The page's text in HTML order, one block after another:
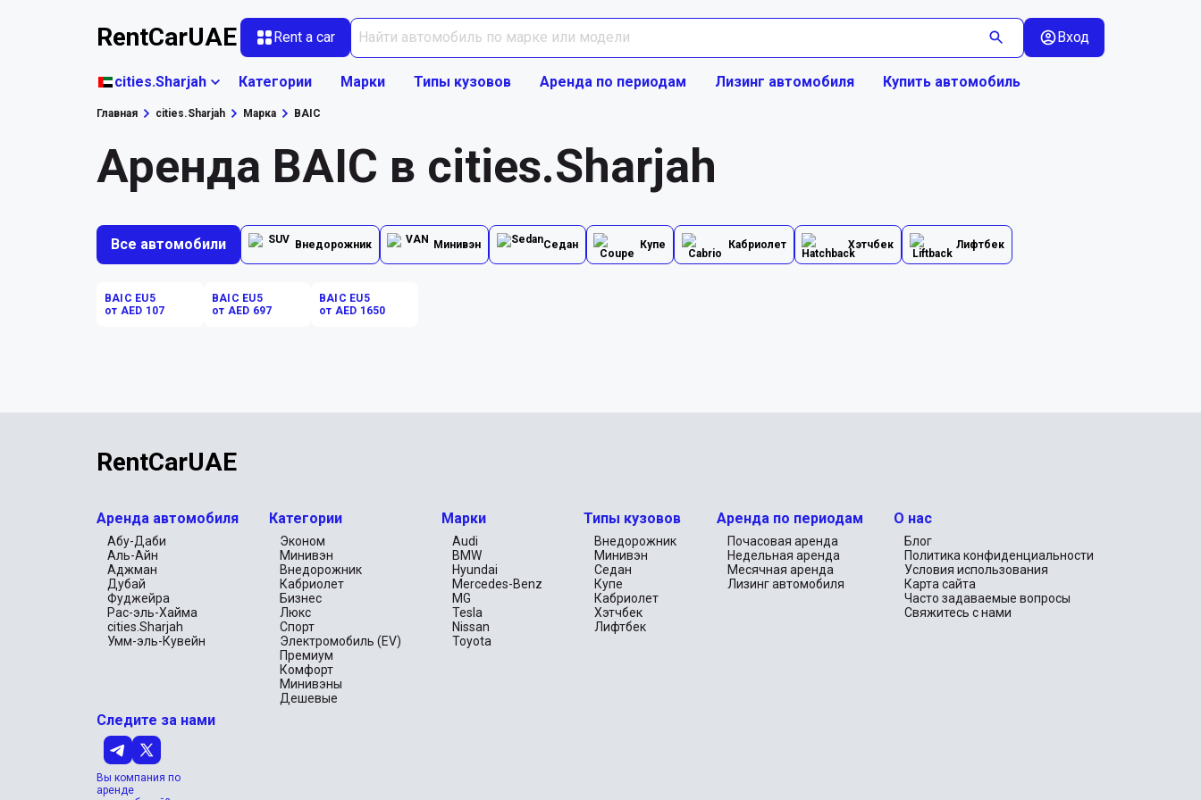
RentCarUAE Rent a car Вход
cities.Sharjah Категории Марки Типы кузовов Аренда по периодам Лизинг автомобиля Купить автомобиль
Главная cities.Sharjah Марка BAIC
Аренда BAIC в cities.Sharjah
Все автомобили Внедорожник Минивэн Седан Купе Кабриолет Хэтчбек Лифтбек
BAIC EU5
от AED 107
BAIC EU5
от AED 697
BAIC EU5
от AED 1650
RentCarUAE
Аренда автомобиля
Абу-Даби
Аль-Айн
Аджман
Дубай
Фуджейра
Рас-эль-Хайма
cities.Sharjah
Умм-эль-Кувейн
Категории
Эконом
Минивэн
Внедорожник
Кабриолет
Бизнес
Люкс
Спорт
Электромобиль (EV)
Премиум
Комфорт
Минивэны
Дешевые
Марки
Audi
BMW
Hyundai
Mercedes-Benz
MG
Tesla
Nissan
Toyota
Типы кузовов
Внедорожник
Минивэн
Седан
Купе
Кабриолет
Хэтчбек
Лифтбек
Аренда по периодам
Почасовая аренда
Недельная аренда
Месячная аренда
Лизинг автомобиля
О нас
Блог
Политика конфиденциальности
Условия использования
Карта сайта
Часто задаваемые вопросы
Свяжитесь с нами
Следите за нами
Вы компания по
аренде